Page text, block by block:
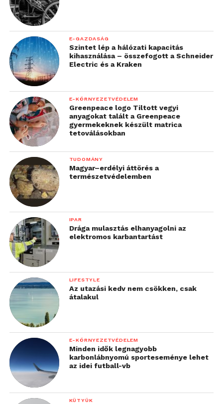
E-GAZDASÁG
Szintet lép a hálózati kapacitás
kihasználása – összefogott a Schneider
Electric és a Kraken
E-KÖRNYEZETVÉDELEM
Greenpeace logo Tiltott vegyi
anyagokat talált a Greenpeace
gyermekeknek készült matrica
tetoválásokban
TUDOMÁNY
Magyar–erdélyi áttörés a
természetvédelemben
IPAR
Drága mulasztás elhanyagolni az
elektromos karbantartást
LIFESTYLE
Az utazási kedv nem csökken, csak
átalakul
E-KÖRNYEZETVÉDELEM
Minden idők legnagyobb
karbonlábnyomú sporteseménye lehet
az idei futball-vb
KÜTYÜK